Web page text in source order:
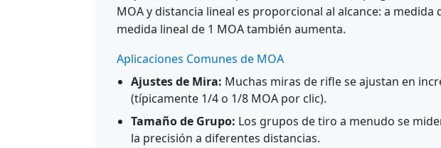
MOA y distancia lineal es proporcional al alcance: a medida
medida lineal de 1 MOA también aumenta.
Aplicaciones Comunes de MOA
Ajustes de Mira: Muchas miras de rifle se ajustan en
(típicamente 1/4 o 1/8 MOA por clic).
Tamaño de Grupo: Los grupos de tiro a menudo se
la precisión a diferentes distancias.